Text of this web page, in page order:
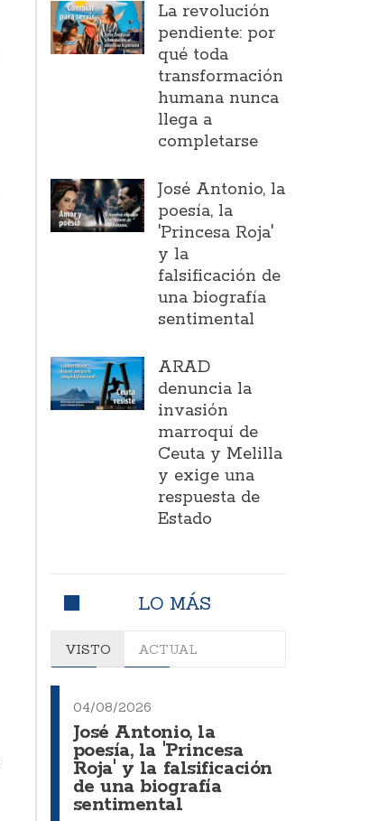
La revolución
pendiente: por
qué toda
transformación
humana nunca
llega a
completarse
José Antonio, la
poesía, la
'Princesa Roja'
y la
falsificación de
una biografía
sentimental
ARAD
denuncia la
invasión
marroquí de
Ceuta y Melilla
y exige una
respuesta de
Estado
LO MÁS
VISTO ACTUAL
04/08/2026
José Antonio, la
poesía, la 'Princesa
Roja' y la falsificación
de una biografía
sentimental